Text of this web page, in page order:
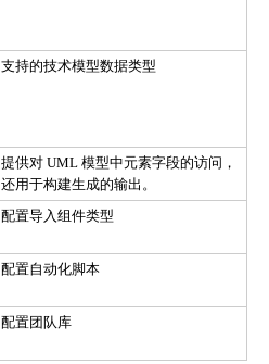
支持的技术模型数据类型
提供对 UML 模型中元素字段的访问，
还用于构建生成的输出。
配置导入组件类型
配置自动化脚本
配置团队库